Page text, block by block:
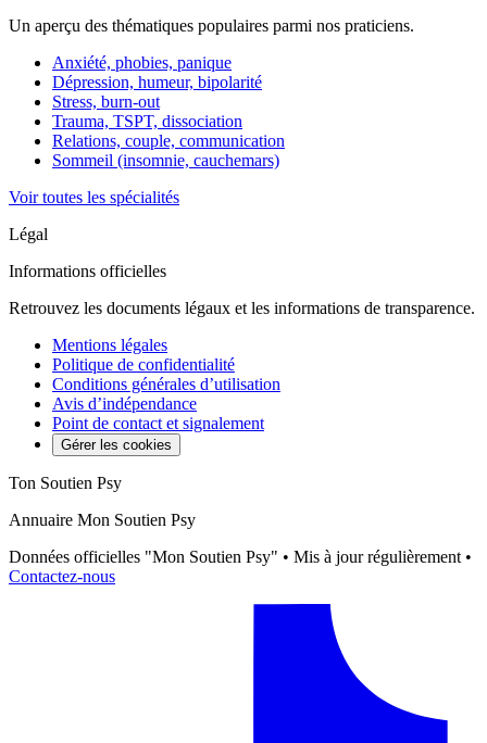
Un aperçu des thématiques populaires parmi nos praticiens.
Anxiété, phobies, panique
Dépression, humeur, bipolarité
Stress, burn-out
Trauma, TSPT, dissociation
Relations, couple, communication
Sommeil (insomnie, cauchemars)
Voir toutes les spécialités
Légal
Informations officielles
Retrouvez les documents légaux et les informations de transparence.
Mentions légales
Politique de confidentialité
Conditions générales d’utilisation
Avis d’indépendance
Point de contact et signalement
Gérer les cookies
Ton Soutien Psy
Annuaire Mon Soutien Psy
Données officielles "Mon Soutien Psy" • Mis à jour régulièrement •
Contactez-nous